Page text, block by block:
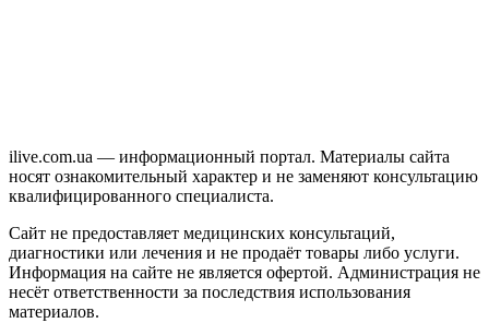
ilive.com.ua — информационный портал. Материалы сайта
носят ознакомительный характер и не заменяют консультацию
квалифицированного специалиста.
Сайт не предоставляет медицинских консультаций,
диагностики или лечения и не продаёт товары либо услуги.
Информация на сайте не является офертой. Администрация не
несёт ответственности за последствия использования
материалов.